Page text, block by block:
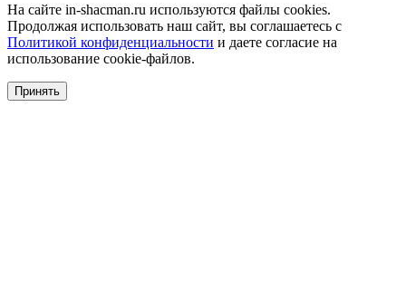
На сайте in-shacman.ru используются файлы cookies.
Продолжая использовать наш сайт, вы соглашаетесь с
Политикой конфиденциальности и даете согласие на
использование cookie-файлов.
Принять